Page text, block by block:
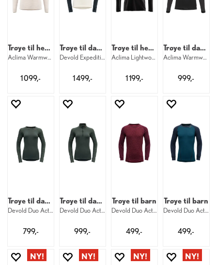
Trøye til herre
Aclima Warmwool Granddad M 395
1 099,-
Trøye til dame
Devold Expedition Merino Silk Zip W 284
1 499,-
Trøye til herre
Aclima Lightwool 140 Sports Shirt M 123
1 199,-
Trøye til dame
Aclima Warmwool Crew W 123
999,-
Trøye til dame
Devold Duo Active Merino Shirt W 427
799,-
Trøye til dame
Devold Duo Active Merino Zip W 427
999,-
Trøye til barn
Devold Duo Active Merino Shirt Jr 744
499,-
Trøye til barn
Devold Duo Active Merino Shirt Jr 284
499,-